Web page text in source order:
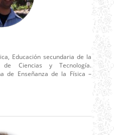
Educación secundaria de la
de Ciencias y Tecnología.
de Enseñanza de la Física –